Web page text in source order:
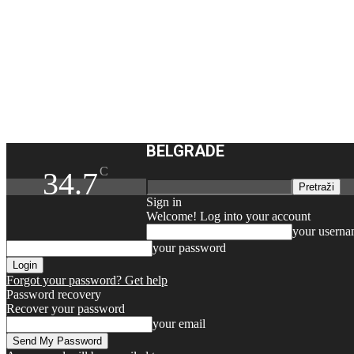
34.7C
BELGRADE
Sign in
Welcome! Log into your account
your
your password
Forgot your password? Get help
Password recovery
Recover your password
your email